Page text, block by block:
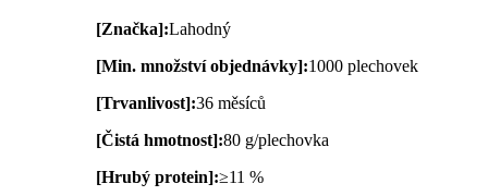
[Značka]:Lahodný
[Min. množství objednávky]:1000 plechovek
[Trvanlivost]:36 měsíců
[Čistá hmotnost]:80 g/plechovka
[Hrubý protein]:≥11 %